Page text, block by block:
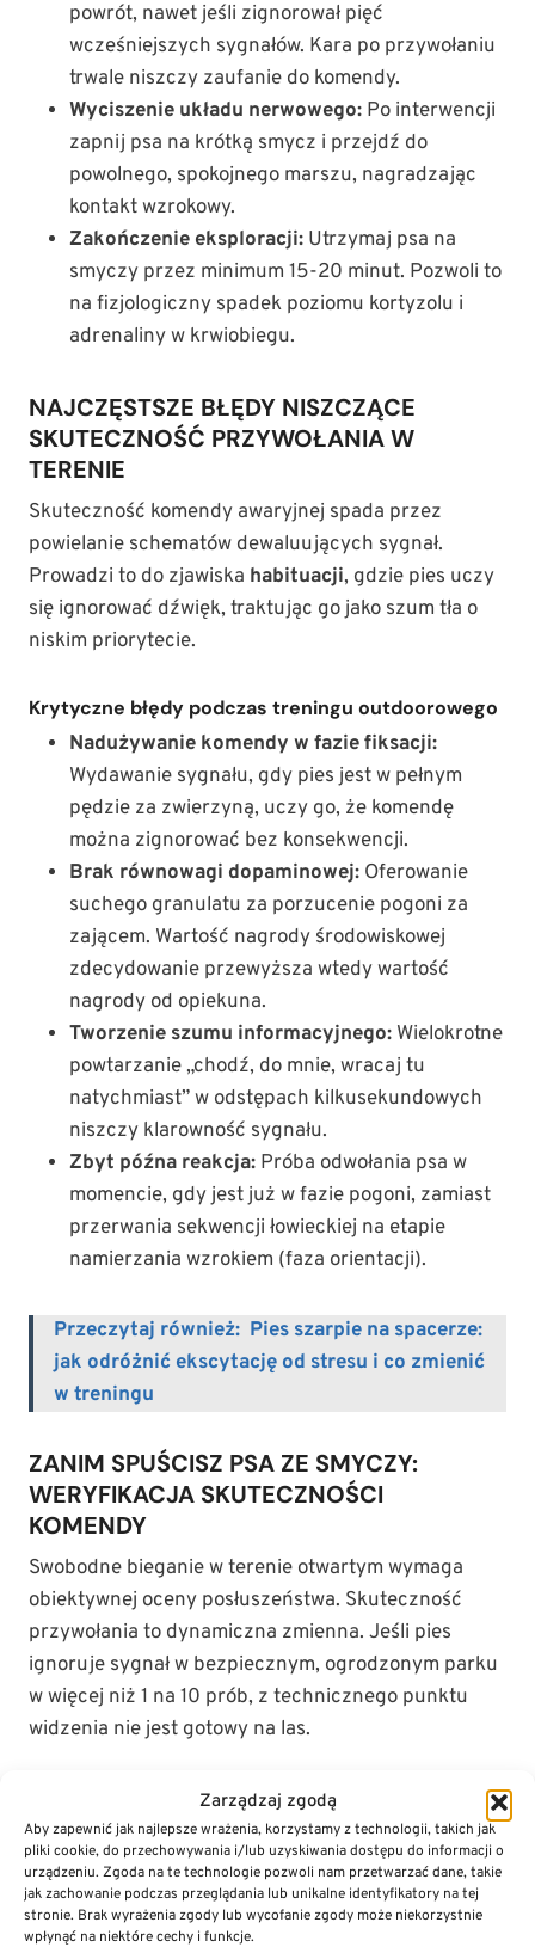
Zarządzaj zgodą
Aby zapewnić jak najlepsze wrażenia, korzystamy z technologii, takich jak
pliki cookie, do przechowywania i/lub uzyskiwania dostępu do informacji o
urządzeniu. Zgoda na te technologie pozwoli nam przetwarzać dane, takie
jak zachowanie podczas przeglądania lub unikalne identyfikatory na tej
stronie. Brak wyrażenia zgody lub wycofanie zgody może niekorzystnie
wpłynąć na niektóre cechy i funkcje.
powrót, nawet jeśli zignorował pięć
wcześniejszych sygnałów. Kara po przywołaniu
trwale niszczy zaufanie do komendy.
Wyciszenie układu nerwowego: Po interwencji
zapnij psa na krótką smycz i przejdź do
powolnego, spokojnego marszu, nagradzając
kontakt wzrokowy.
Zakończenie eksploracji: Utrzymaj psa na
smyczy przez minimum 15-20 minut. Pozwoli to
na fizjologiczny spadek poziomu kortyzolu i
adrenaliny w krwiobiegu.
NAJCZĘSTSZE BŁĘDY NISZCZĄCE
SKUTECZNOŚĆ PRZYWOŁANIA W
TERENIE
Skuteczność komendy awaryjnej spada przez
powielanie schematów dewaluujących sygnał.
Prowadzi to do zjawiska habituacji, gdzie pies uczy
się ignorować dźwięk, traktując go jako szum tła o
niskim priorytecie.
Krytyczne błędy podczas treningu outdoorowego
Nadużywanie komendy w fazie fiksacji:
Wydawanie sygnału, gdy pies jest w pełnym
pędzie za zwierzyną, uczy go, że komendę
można zignorować bez konsekwencji.
Brak równowagi dopaminowej: Oferowanie
suchego granulatu za porzucenie pogoni za
zającem. Wartość nagrody środowiskowej
zdecydowanie przewyższa wtedy wartość
nagrody od opiekuna.
Tworzenie szumu informacyjnego: Wielokrotne
powtarzanie „chodź, do mnie, wracaj tu
natychmiast” w odstępach kilkusekundowych
niszczy klarowność sygnału.
Zbyt późna reakcja: Próba odwołania psa w
momencie, gdy jest już w fazie pogoni, zamiast
przerwania sekwencji łowieckiej na etapie
namierzania wzrokiem (faza orientacji).
Przeczytaj również: Pies szarpie na spacerze:
jak odróżnić ekscytację od stresu i co zmienić
w treningu
ZANIM SPUŚCISZ PSA ZE SMYCZY:
WERYFIKACJA SKUTECZNOŚCI
KOMENDY
Swobodne bieganie w terenie otwartym wymaga
obiektywnej oceny posłuszeństwa. Skuteczność
przywołania to dynamiczna zmienna. Jeśli pies
ignoruje sygnał w bezpiecznym, ogrodzonym parku
w więcej niż 1 na 10 prób, z technicznego punktu
widzenia nie jest gotowy na las.
Parametry gotowości do swobodnego biegania
Weryfikacja wyszkolenia opiera się na twardych
parametrach reakcji:
Czas reakcji:Zwrot głowy i ciała w stronę